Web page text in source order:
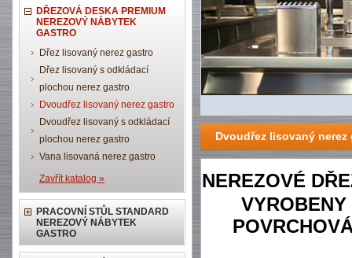
DŘEZOVÁ DESKA PREMIUM
NEREZOVÝ NÁBYTEK
GASTRO
Dřez lisovaný nerez gastro
Dřez lisovaný s odkládací
plochou nerez gastro
Dvoudřez lisovaný nerez gastro
Dvoudřez lisovaný s odkládací
plochou nerez gastro
Vana lisovaná nerez gastro
Zavřít katalog »
PRACOVNÍ STŮL STANDARD
NEREZOVÝ NÁBYTEK
GASTRO
Dvoudřez lisovaný nerez
NEREZOVÉ